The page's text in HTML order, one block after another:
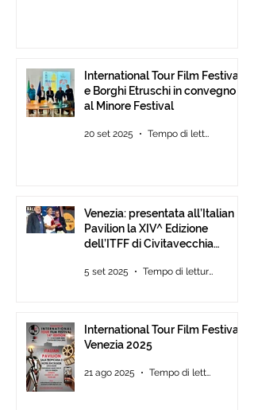
International Tour Film Festival
e Borghi Etruschi in convegno
al Minore Festival
20 set 2025 Tempo di lettura: 1 min
Venezia: presentata all’Italian
Pavilion la XIV^ Edizione
dell’ITFF di Civitavecchia
Award 2025
5 set 2025 Tempo di lettura: 3 min
International Tour Film Festival
Venezia 2025
21 ago 2025 Tempo di lettura: 3 min